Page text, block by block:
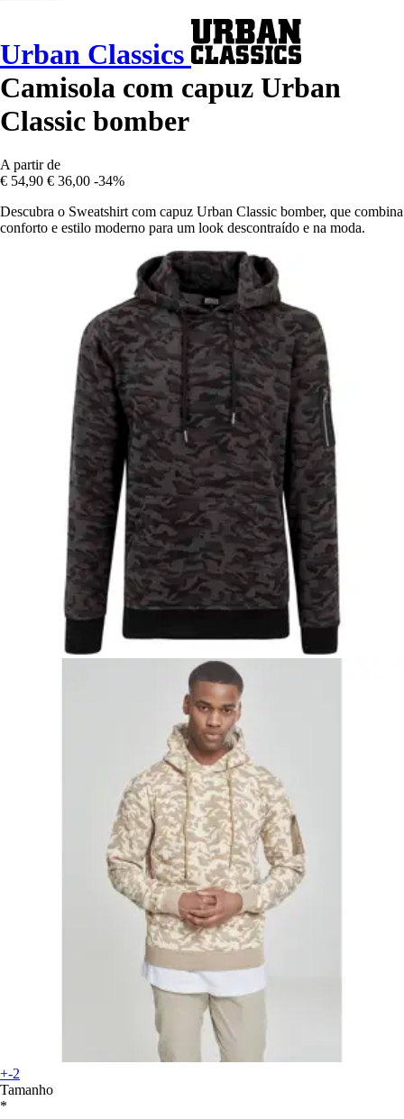
Urban Classics
Camisola com capuz Urban
Classic bomber
A partir de
€ 54,90 € 36,00 -34%
Descubra o Sweatshirt com capuz Urban Classic bomber, que combina
conforto e estilo moderno para um look descontraído e na moda.
+-2
Tamanho
*